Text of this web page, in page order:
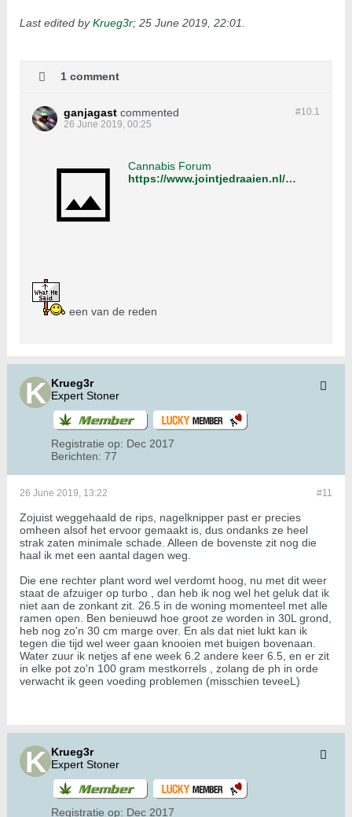
Last edited byKrueg3r; 25 June 2019, 22:01
1 comment
#10.1
ganjagast commented
26 June 2019, 00:25
Cannabis Forum
https://www.jointjedraaien.nl/wietforum/forum/wiet-kweken-algemeen/kweken-voor-beginners/1421015-%C2%93krakkk%C2%94-hoofdtak-gesplits-tijdens-buigen?p=1421165#post1421165
een van de reden
Krueg3r
Expert Stoner
Registratie op: Dec 2017
Berichten: 77
#11
26 June 2019, 13:22
Zojuist weggehaald de rips, nagelknipper past er precies
omheen alsof het ervoor gemaakt is, dus ondanks ze heel
strak zaten minimale schade. Alleen de bovenste zit nog die
haal ik met een aantal dagen weg.
Die ene rechter plant word wel verdomt hoog, nu met dit weer
staat de afzuiger op turbo , dan heb ik nog wel het geluk dat ik
niet aan de zonkant zit. 26.5 in de woning momenteel met alle
ramen open. Ben benieuwd hoe groot ze worden in 30L grond,
heb nog zo'n 30 cm marge over. En als dat niet lukt kan ik
tegen die tijd wel weer gaan knooien met buigen bovenaan.
Water zuur ik netjes af ene week 6.2 andere keer 6.5, en er zit
in elke pot zo'n 100 gram mestkorrels , zolang de ph in orde
verwacht ik geen voeding problemen (misschien teveeL)
Krueg3r
Expert Stoner
Registratie op: Dec 2017